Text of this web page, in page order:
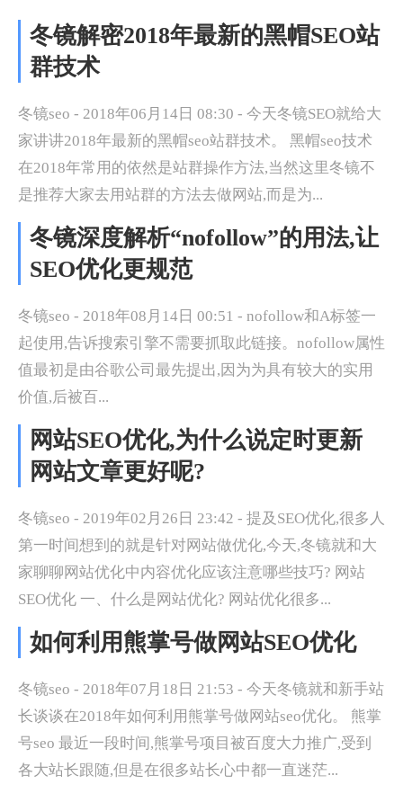
冬镜解密2018年最新的黑帽SEO站
群技术
冬镜seo - 2018年06月14日 08:30 - 今天冬镜SEO就给大
家讲讲2018年最新的黑帽seo站群技术。 黑帽seo技术
在2018年常用的依然是站群操作方法,当然这里冬镜不
是推荐大家去用站群的方法去做网站,而是为...
冬镜深度解析“nofollow”的用法,让
SEO优化更规范
冬镜seo - 2018年08月14日 00:51 - nofollow和A标签一
起使用,告诉搜索引擎不需要抓取此链接。nofollow属性
值最初是由谷歌公司最先提出,因为为具有较大的实用
价值,后被百...
网站SEO优化,为什么说定时更新
网站文章更好呢?
冬镜seo - 2019年02月26日 23:42 - 提及SEO优化,很多人
第一时间想到的就是针对网站做优化,今天,冬镜就和大
家聊聊网站优化中内容优化应该注意哪些技巧? 网站
SEO优化 一、什么是网站优化? 网站优化很多...
如何利用熊掌号做网站SEO优化
冬镜seo - 2018年07月18日 21:53 - 今天冬镜就和新手站
长谈谈在2018年如何利用熊掌号做网站seo优化。 熊掌
号seo 最近一段时间,熊掌号项目被百度大力推广,受到
各大站长跟随,但是在很多站长心中都一直迷茫...